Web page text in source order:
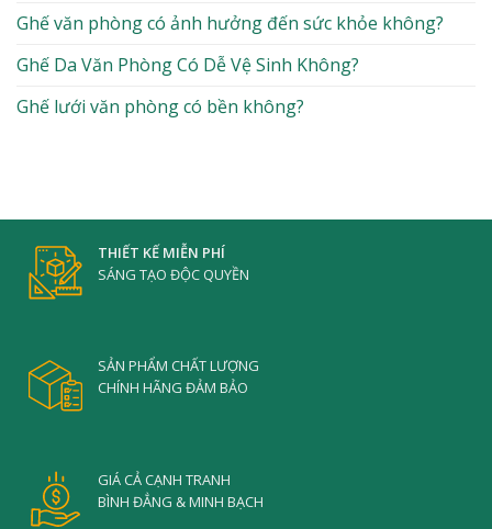
Ghế văn phòng có ảnh hưởng đến sức khỏe không?
Ghế Da Văn Phòng Có Dễ Vệ Sinh Không?
Ghế lưới văn phòng có bền không?
THIẾT KẾ MIỄN PHÍ
SÁNG TẠO ĐỘC QUYỀN
SẢN PHẨM CHẤT LƯỢNG
CHÍNH HÃNG ĐẢM BẢO
GIÁ CẢ CẠNH TRANH
BÌNH ĐẲNG & MINH BẠCH